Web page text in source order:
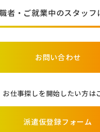
者・ご就業中のスタッフ
お問い合わせ
お仕事探しを開始したい方は
派遣仮登録フォーム